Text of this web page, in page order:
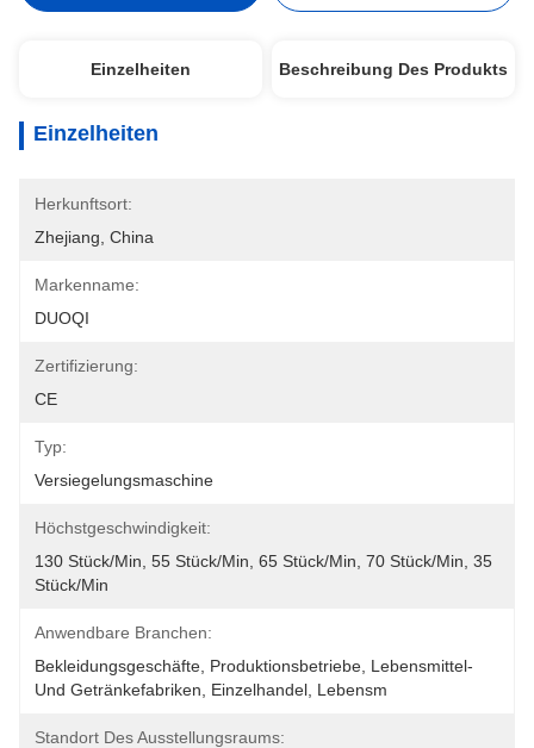
Einzelheiten Beschreibung Des Produkts
Einzelheiten
Herkunftsort:
Zhejiang, China
Markenname:
DUOQI
Zertifizierung:
CE
Typ:
Versiegelungsmaschine
Höchstgeschwindigkeit:
130 Stück/min, 55 Stück/min, 65 Stück/min, 70 Stück/min, 35
Stück/min
Anwendbare Branchen:
Bekleidungsgeschäfte, Produktionsbetriebe, Lebensmittel-
Und Getränkefabriken, Einzelhandel, Lebensm
Standort Des Ausstellungsraums: